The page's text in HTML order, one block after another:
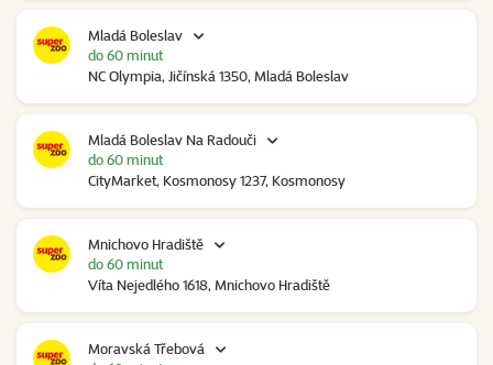
Mladá Boleslav
NC Olympia, Jičínská 1350, Mladá Boleslav
do 60 minut
Mladá Boleslav Na Radouči
CityMarket, Kosmonosy 1237, Kosmonosy
do 60 minut
Mnichovo Hradiště
Víta Nejedlého 1618, Mnichovo Hradiště
do 60 minut
Moravská Třebová